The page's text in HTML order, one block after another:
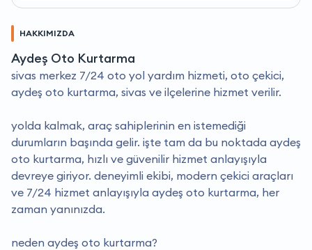
HAKKIMIZDA
Aydeş Oto Kurtarma
sivas merkez 7/24 oto yol yardım hizmeti, oto çekici,
aydeş oto kurtarma, sivas ve ilçelerine hizmet verilir.
yolda kalmak, araç sahiplerinin en istemediği
durumların başında gelir. i̇şte tam da bu noktada aydeş
oto kurtarma, hızlı ve güvenilir hizmet anlayışıyla
devreye giriyor. deneyimli ekibi, modern çekici araçları
ve 7/24 hizmet anlayışıyla aydeş oto kurtarma, her
zaman yanınızda.
neden aydeş oto kurtarma?